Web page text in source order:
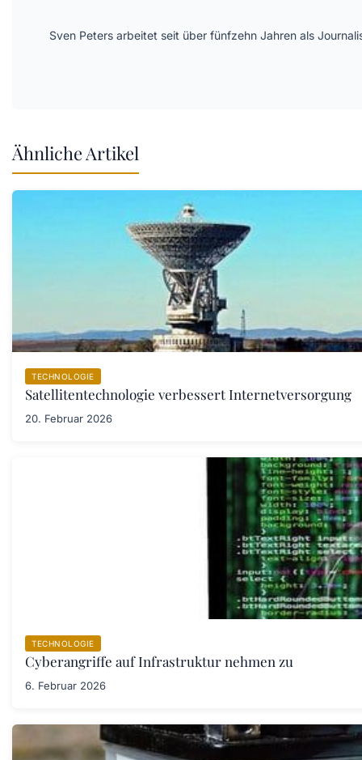
Sven Peters arbeitet seit über fünfzehn Jahren als
Ähnliche Artikel
TECHNOLOGIE
Satellitentechnologie verbessert Internetversorgung
20. Februar 2026
TECHNOLOGIE
Cyberangriffe auf Infrastruktur nehmen zu
6. Februar 2026